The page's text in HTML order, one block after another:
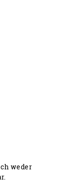
weder